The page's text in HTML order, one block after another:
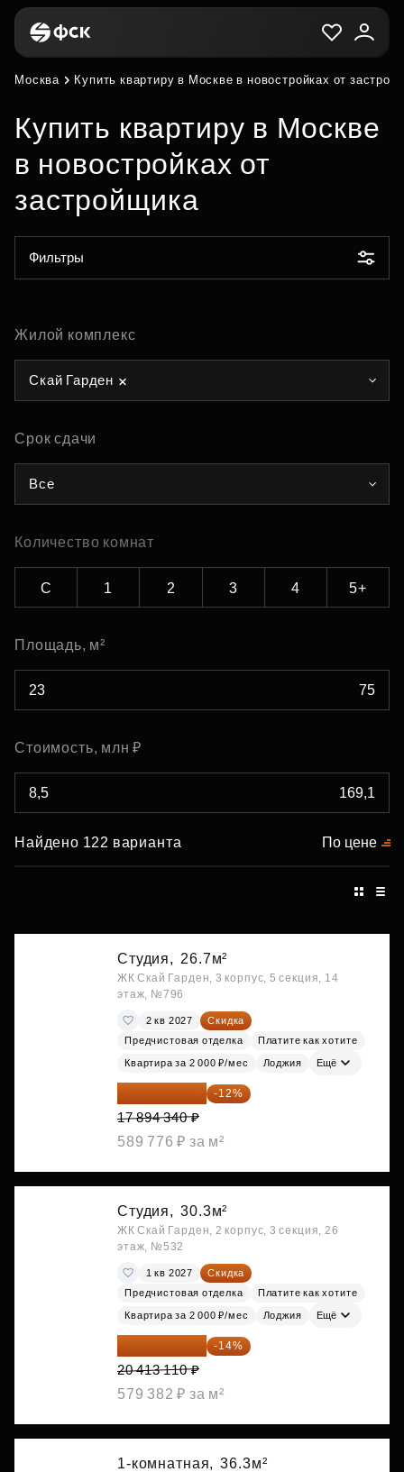
Москва Купить квартиру в Москве в новостройках от
Купить квартиру в Москве
в новостройках от
застройщика
Фильтры
Жилой комплекс
Скай Гарден
Срок сдачи
Все
Количество комнат
С 1 2 3 4 5+
Площадь, м²
Стоимость, млн ₽
Найдено 122 варианта По цене
Студия, 26.7м²
ЖК Скай Гарден, 3 корпус, 5 секция, 14
этаж, №796
2 кв 2027
Скидка
Предчистовая отделка
Платите как хотите
Квартира за 2 000 ₽/мес Лоджия Ещё
15 747 019 ₽ -12%
17 894 340 ₽
589 776 ₽ за м²
Студия, 30.3м²
ЖК Скай Гарден, 2 корпус, 3 секция, 26
этаж, №532
1 кв 2027
Скидка
Предчистовая отделка
Платите как хотите
Квартира за 2 000 ₽/мес Лоджия Ещё
17 555 275 ₽ -14%
20 413 110 ₽
579 382 ₽ за м²
1-комнатная, 36.3м²